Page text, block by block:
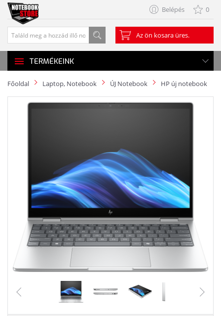
Belépés 0
Az ön kosara üres.
TERMÉKEINK
Főoldal Laptop, Notebook ÚJ Notebook HP új notebook